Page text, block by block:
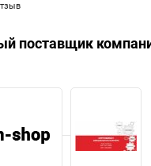
поставщик